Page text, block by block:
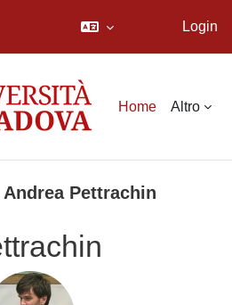
Login
Home Altro
Pettrachin